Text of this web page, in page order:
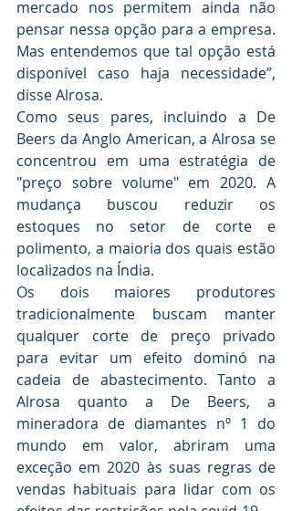
mercado nos permitem ainda não
pensar nessa opção para a empresa.
Mas entendemos que tal opção está
disponível caso haja necessidade”,
disse Alrosa.
Como seus pares, incluindo a De
Beers da Anglo American, a Alrosa se
concentrou em uma estratégia de
"preço sobre volume" em 2020. A
mudança buscou reduzir os
estoques no setor de corte e
polimento, a maioria dos quais estão
localizados na Índia.
Os dois maiores produtores
tradicionalmente buscam manter
qualquer corte de preço privado
para evitar um efeito dominó na
cadeia de abastecimento. Tanto a
Alrosa quanto a De Beers, a
mineradora de diamantes nº 1 do
mundo em valor, abriram uma
exceção em 2020 às suas regras de
vendas habituais para lidar com os